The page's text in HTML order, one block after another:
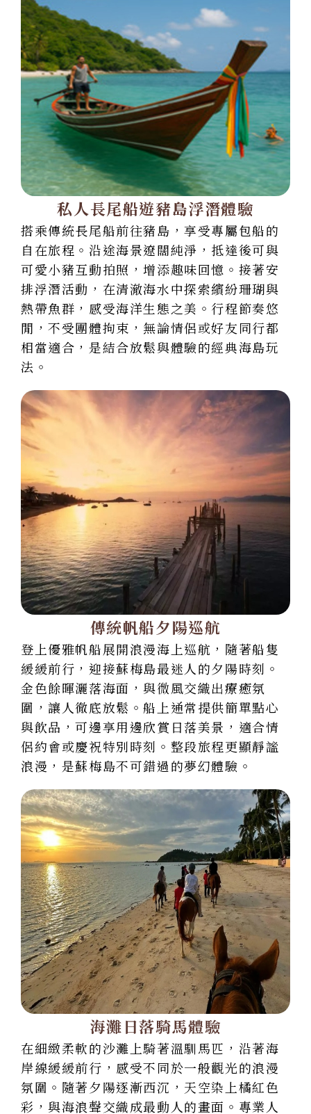
私人長尾船遊豬島浮潛體驗
搭乘傳統長尾船前往豬島，享受專屬包船的
自在旅程。沿途海景遼闊純淨，抵達後可與
可愛小豬互動拍照，增添趣味回憶。接著安
排浮潛活動，在清澈海水中探索繽紛珊瑚與
熱帶魚群，感受海洋生態之美。行程節奏悠
閒，不受團體拘束，無論情侶或好友同行都
相當適合，是結合放鬆與體驗的經典海島玩
法。
傳統帆船夕陽巡航
登上優雅帆船展開浪漫海上巡航，隨著船隻
緩緩前行，迎接蘇梅島最迷人的夕陽時刻。
金色餘暉灑落海面，與微風交織出療癒氛
圍，讓人徹底放鬆。船上通常提供簡單點心
與飲品，可邊享用邊欣賞日落美景，適合情
侶約會或慶祝特別時刻。整段旅程更顯靜謐
浪漫，是蘇梅島不可錯過的夢幻體驗。
海灘日落騎馬體驗
在細緻柔軟的沙灘上騎著溫馴馬匹，沿著海
岸線緩緩前行，感受不同於一般觀光的浪漫
氛圍。隨著夕陽逐漸西沉，天空染上橘紅色
彩，與海浪聲交織成最動人的畫面。專業人